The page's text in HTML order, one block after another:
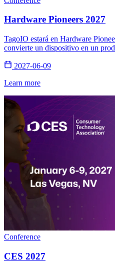
Hardware Pioneers 2027
TagoIO estará en Hardware
convierte un dispositivo en un
2027-06-09
Learn more
Conference
CES 2027